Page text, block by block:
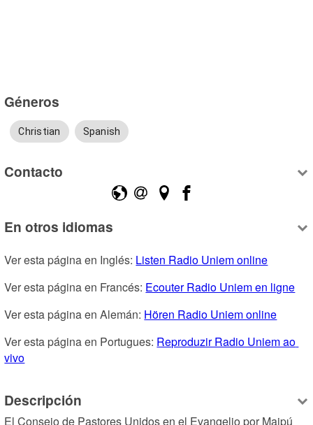
Géneros
Christian Spanish
Contacto
En otros idiomas
Ver esta página en Inglés: Listen Radio Uniem online
Ver esta página en Francés: Ecouter Radio Uniem en ligne
Ver esta página en Alemán: Hören Radio Uniem online
Ver esta página en Portugues: Reproduzir Radio Uniem ao
vivo
Descripción
El Consejo de Pastores Unidos en el Evangelio por Maipú